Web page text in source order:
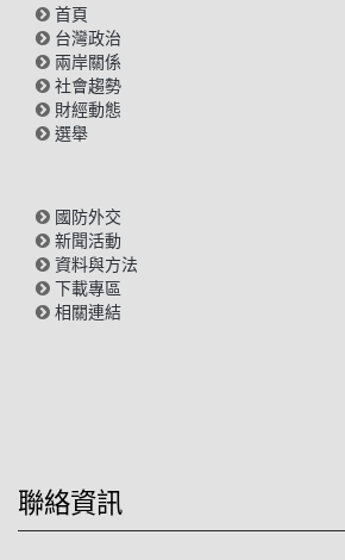
首頁
台灣政治
兩岸關係
社會趨勢
財經動態
選舉
國防外交
新聞活動
資料與方法
下載專區
相關連結
聯絡資訊